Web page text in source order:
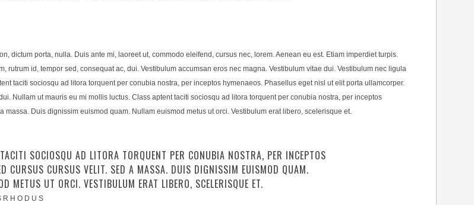
dictum porta, nulla. Duis ante mi, laoreet ut, commodo eleifend, cursus nec, lorem. Aenean eu est. Etiam imperdiet turpis.
rutrum id, tempor sed, consequat ac, dui. Vestibulum accumsan eros nec magna. Vestibulum vitae dui. Vestibulum nec ligula
taciti sociosqu ad litora torquent per conubia nostra, per inceptos hymenaeos. Phasellus eget nisl ut elit porta ullamcorper.
Nullam ut mauris eu mi mollis luctus. Class aptent taciti sociosqu ad litora torquent per conubia nostra, per inceptos
massa. Duis dignissim euismod quam. Nullam euismod metus ut orci. Vestibulum erat libero, scelerisque et.
SOCIOSQU AD LITORA TORQUENT PER CONUBIA NOSTRA, PER INCEPTOS
CURSUS CURSUS VELIT. SED A MASSA. DUIS DIGNISSIM EUISMOD QUAM.
METUS UT ORCI. VESTIBULUM ERAT LIBERO, SCELERISQUE ET.